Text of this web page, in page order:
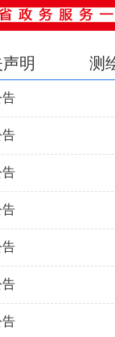
明 测
告
告
告
告
告
告
告